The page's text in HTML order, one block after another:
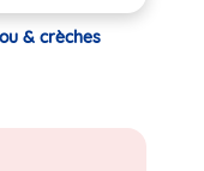
& crèches